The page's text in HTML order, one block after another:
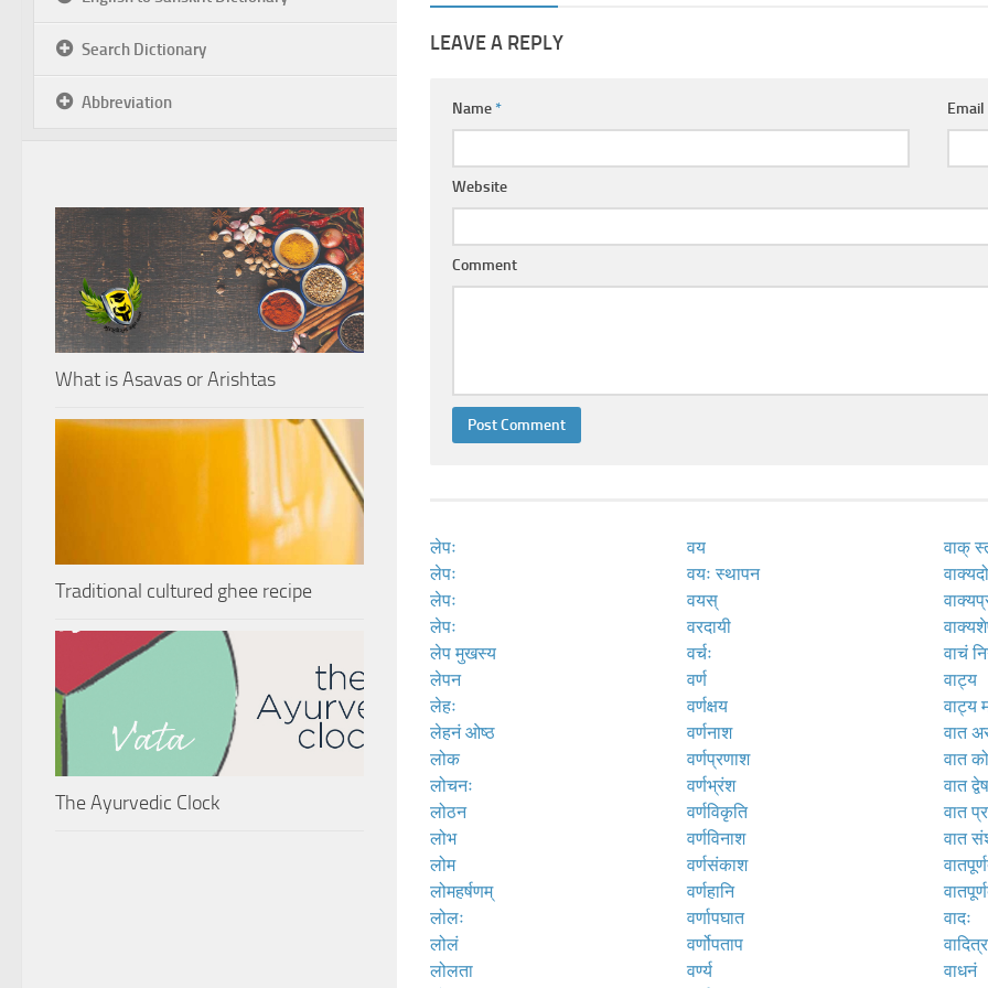
LEAVE A REPLY
Name* Email
Website
Comment
लेपः
लेपः
लेपः
लेपः
लेप मुखस्य
लेपन
लेहः
लेहनं ओष्ठ
लोक
लोचनः
लोठन
लोभ
लोम
लोमहर्षणम्
लोलः
लोलं
लोलता
वय
वयः स्थापन
वयस्
वरदायी
वर्चः
वर्ण
वर्णक्षय
वर्णनाश
वर्णप्रणाश
वर्णभ्रंश
वर्णविकृति
वर्णविनाश
वर्णसंकाश
वर्णहानि
वर्णापघात
वर्णोपताप
वर्ण्य
वाक्
वाचं
वाट्य
वाट्य
वात
वात
वात
वात
वात
वादः
वाधनं
Search Dictionary
Abbreviation
What is Asavas or Arishtas
Traditional cultured ghee recipe
The Ayurvedic Clock